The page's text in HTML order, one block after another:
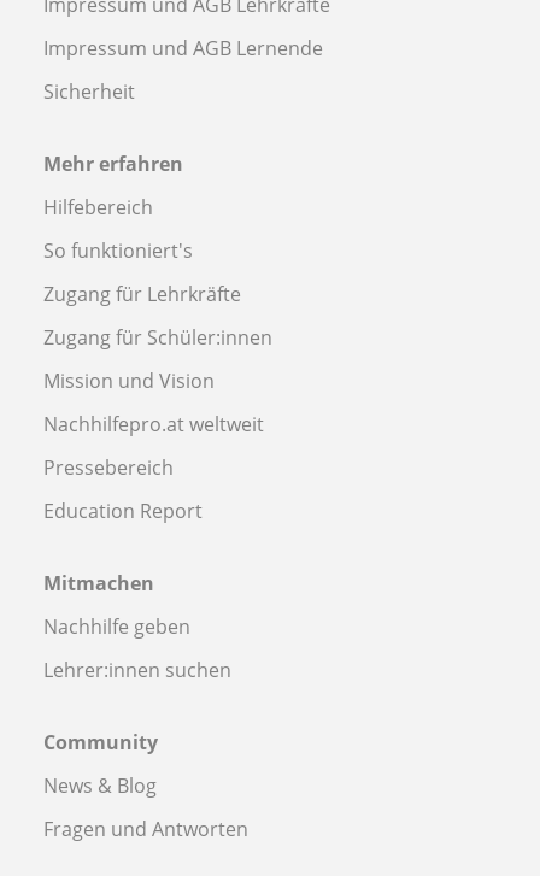
Impressum und AGB Lehrkräfte
Impressum und AGB Lernende
Sicherheit
Mehr erfahren
Hilfebereich
So funktioniert's
Zugang für Lehrkräfte
Zugang für Schüler:innen
Mission und Vision
Nachhilfepro.at weltweit
Pressebereich
Education Report
Mitmachen
Nachhilfe geben
Lehrer:innen suchen
Community
News & Blog
Fragen und Antworten